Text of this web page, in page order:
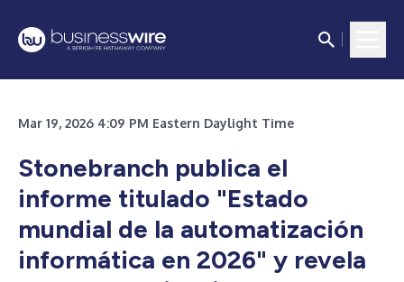
Mar 19, 2026 4:09 PM Eastern Daylight Time
Stonebranch publica el
informe titulado "Estado
mundial de la automatización
informática en 2026" y revela